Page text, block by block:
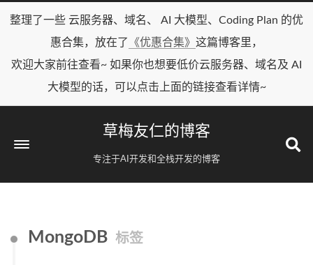
整理了一些 云服务器、域名、 AI 大模型、Coding Plan 的优
惠合集，放在了
《优惠合集》 这篇博客里，
欢迎大家前往查看~ 如果你也想要低价云服务器、域名及 AI
大模型的话，可以点击上面的链接查看详情~
草梅友仁的博客
专注于AI开发和全栈开发的博客
MongoDB 标签